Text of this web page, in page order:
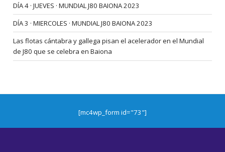
DÍA 4 · JUEVES · MUNDIAL J80 BAIONA 2023
DÍA 3 · MIERCOLES · MUNDIAL J80 BAIONA 2023
Las flotas cántabra y gallega pisan el acelerador en el Mundial
de J80 que se celebra en Baiona
[mc4wp_form id="73"]